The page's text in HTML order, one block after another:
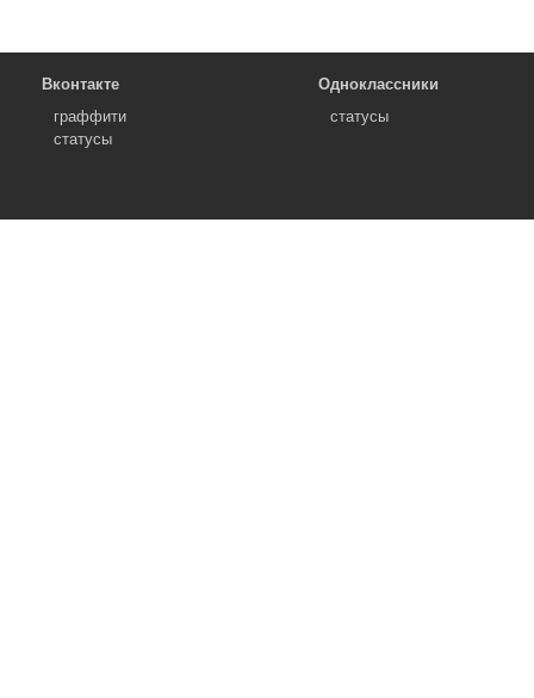
Вконтакте
граффити
статусы
Одноклассники
статусы